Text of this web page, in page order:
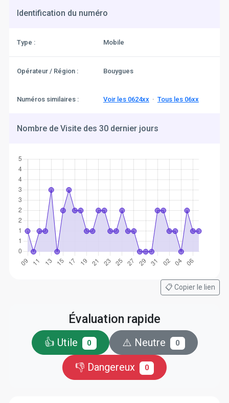
Identification du numéro
Type : Mobile
Opérateur / Région : Bouygues
Numéros similaires : Voir les 0624xx· Tous les 06xx
Nombre de Visite des 30 dernier jours
📋 Copier le lien
Évaluation rapide
👍 Utile 0 ⚠️ Neutre 0
👎 Dangereux 0